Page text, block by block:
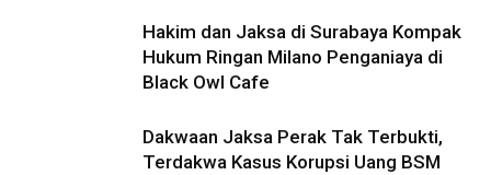
Hakim dan Jaksa di Surabaya Kompak
Hukum Ringan Milano Penganiaya di
Black Owl Cafe
Dakwaan Jaksa Perak Tak Terbukti,
Terdakwa Kasus Korupsi Uang BSM